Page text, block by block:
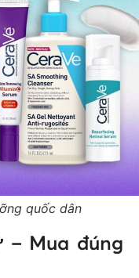
quốc dân
– Mua đúng